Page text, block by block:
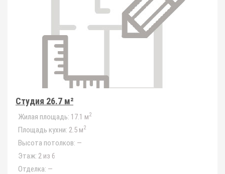
Студия 26.7 м²
Жилая площадь: 17.1 м2
Площадь кухни: 2.5 м2
Высота потолков: —
Этаж: 2 из 6
Отделка: —